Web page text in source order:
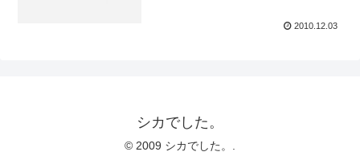
2010.12.03
シカでした。
© 2009 シカでした。.